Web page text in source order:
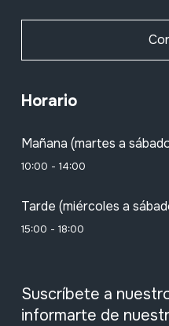
Horario
Mañana (martes a
10:00 - 14:00
Tarde (miércoles a
15:00 - 18:00
Suscríbete a
informarte de